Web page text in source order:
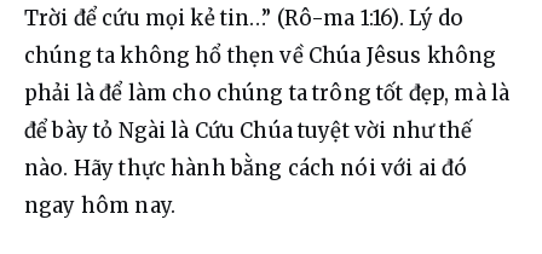
Trời để cứu mọi kẻ tin…” (Rô-ma 1:16). Lý do
chúng ta không hổ thẹn về Chúa Jêsus không
phải là để làm cho chúng ta trông tốt đẹp, mà là
để bày tỏ Ngài là Cứu Chúa tuyệt vời như thế
nào. Hãy thực hành bằng cách nói với ai đó
ngay hôm nay.